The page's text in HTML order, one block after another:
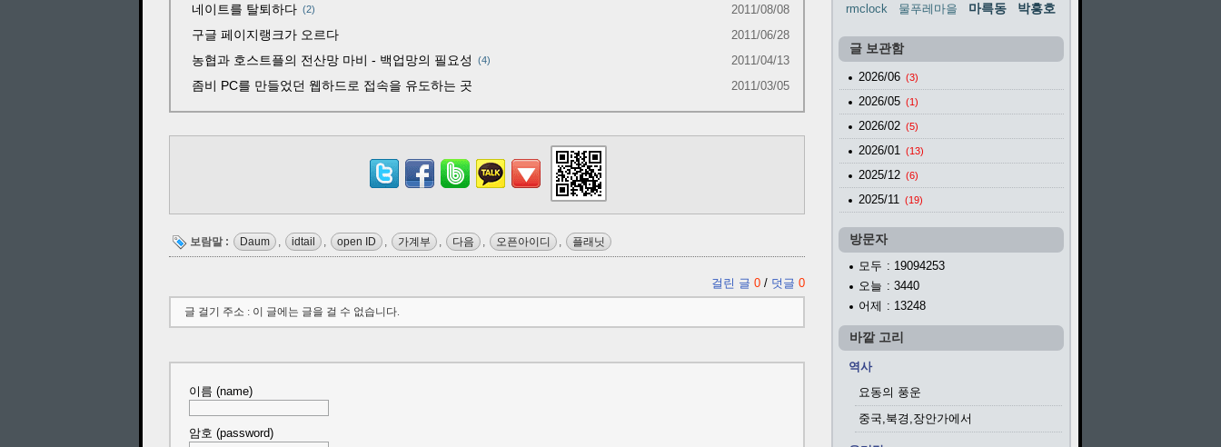
네이트를 탈퇴하다 2 2011/08/08
구글 페이지랭크가 오르다 2011/06/28
농협과 호스트플의 전산망 마비 - 백업망의 필요성 4 2011/04/13
좀비 PC를 만들었던 웹하드로 접속을 유도하는 곳 2011/03/05
보람말 : Daum idtail open ID 가계부 다음 오픈아이디 플래닛
걸린 글 0 / 덧글 0
글 걸기 주소 : 이 글에는 글을 걸 수 없습니다.
이름 (name)
암호 (password)
rmclock 물푸레마을 마륵동 박흥호
글 보관함
2026/06 (3)
2026/05 (1)
2026/02 (5)
2026/01 (13)
2025/12 (6)
2025/11 (19)
방문자
모두 : 19094253
오늘 : 3440
어제 : 13248
바깥 고리
역사
요동의 풍운
중국,북경,장안가에서